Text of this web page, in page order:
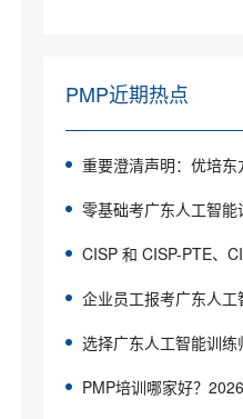
PMP近期热点
重要澄清声明：优培东
零基础考广东人工智能
CISP 和 CISP-PTE、
企业员工报考广东人工
选择广东人工智能训练
PMP培训哪家好？